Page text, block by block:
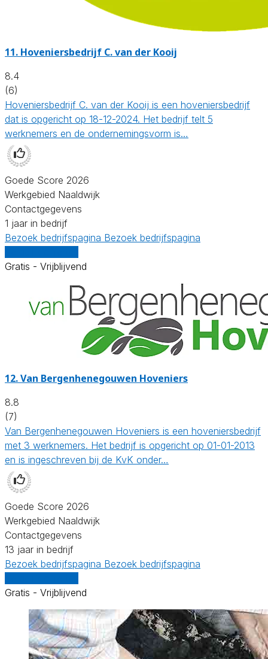
11. Hoveniersbedrijf C. van der Kooij
8.4
(6)
Hoveniersbedrijf C. van der Kooij is een hoveniersbedrijf
dat is opgericht op 18-12-2024. Het bedrijf telt 5
werknemers en de ondernemingsvorm is…
Goede Score 2026
Werkgebied Naaldwijk
Contactgegevens
1 jaar in bedrijf
Bezoek bedrijfspagina Bezoek bedrijfspagina
Gratis - Vrijblijvend
12.Van Bergenhenegouwen Hoveniers
8.8
(7)
Van Bergenhenegouwen Hoveniers is een hoveniersbedrijf
met 3 werknemers. Het bedrijf is opgericht op 01-01-2013
en is ingeschreven bij de KvK onder…
Goede Score 2026
Werkgebied Naaldwijk
Contactgegevens
13 jaar in bedrijf
Bezoek bedrijfspagina Bezoek bedrijfspagina
Gratis - Vrijblijvend